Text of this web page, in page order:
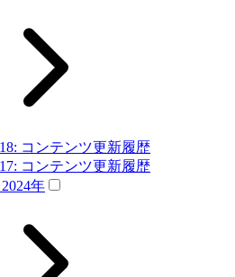
コンテンツ更新履歴
コンテンツ更新履歴
年